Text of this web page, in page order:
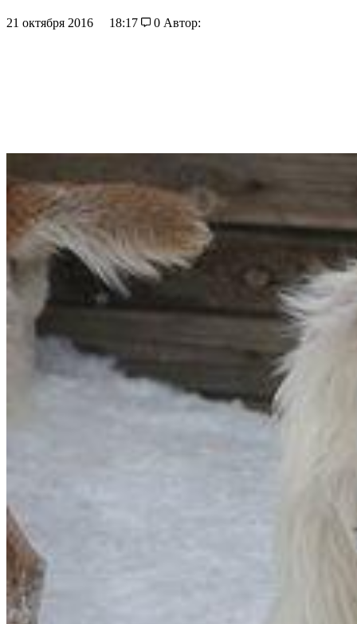
21 октября 2016 18:17 0 Автор: